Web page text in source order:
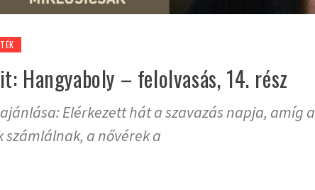
Hangyaboly – felolvasás, 14. rész
Elérkezett hát a szavazás napja, amíg a
számlálnak, a nővérek a